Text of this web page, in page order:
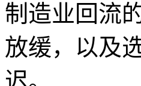
制造业回流
放缓，以及